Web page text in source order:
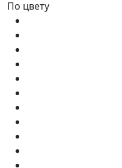
По цвету